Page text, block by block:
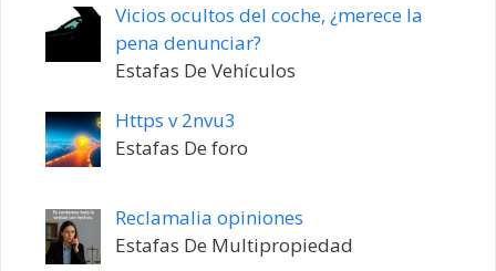
Vicios ocultos del coche, ¿merece la
pena denunciar?
Estafas De Vehículos
Https v 2nvu3
Estafas De foro
Reclamalia opiniones
Estafas De Multipropiedad